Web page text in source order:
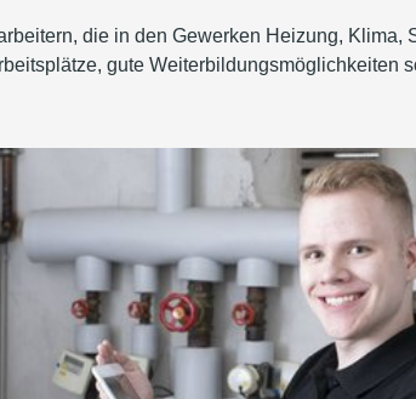
die in den Gewerken Heizung, Klima,
gute Weiterbildungsmöglichkeiten